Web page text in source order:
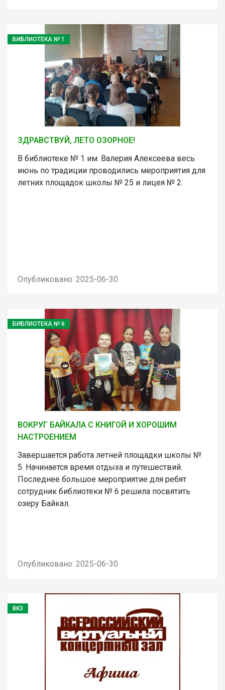
БИБЛИОТЕКА № 1
ЗДРАВСТВУЙ, ЛЕТО ОЗОРНОЕ!
В библиотеке № 1 им. Валерия Алексеева весь
июнь по традиции проводились мероприятия для
летних площадок школы № 25 и лицея № 2.
Опубликовано: 2025-06-30
БИБЛИОТЕКА № 6
ВОКРУГ БАЙКАЛА С КНИГОЙ И ХОРОШИМ
НАСТРОЕНИЕМ
Завершается работа летней площадки школы №
5. Начинается время отдыха и путешествий.
Последнее большое мероприятие для ребят
сотрудник библиотеки № 6 решила посвятить
озеру Байкал.
Опубликовано: 2025-06-30
ВКЗ